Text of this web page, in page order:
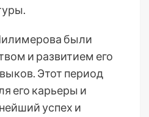
были
и развитием его
Этот период
его карьеры и
успех и